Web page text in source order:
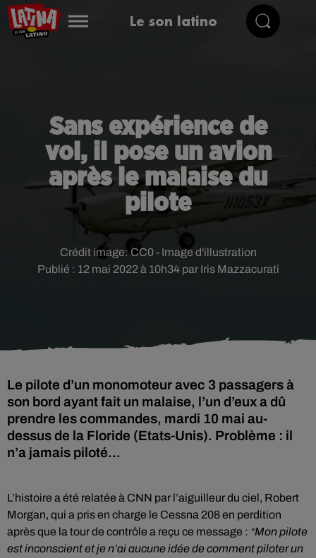
Le son latino
Sans expérience de
vol, il pose un avion
après le malaise du
pilote
Publié : 12 mai 2022 à 10h34 par Iris Mazzacurati
Crédit image:CC0 - Image d'illustration
Le pilote d’un monomoteur avec 3 passagers à
son bord ayant fait un malaise, l’un d’eux a dû
prendre les commandes, mardi 10 mai au-
dessus de la Floride (Etats-Unis). Problème : il
n’a jamais piloté...
L’histoire a été relatée à CNN par l’aiguilleur du ciel, Robert
Morgan, qui a pris en charge le Cessna 208 en perdition
après que la tour de contrôle a reçu ce message : “Mon pilote
est inconscient et je n’ai aucune idée de comment piloter un